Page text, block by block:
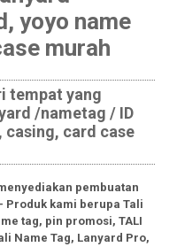
yoyo name
murah
tempat yang
/nametag / ID
casing, card case
pembuatan
kami berupa Tali
tag, pin promosi, TALI
Name Tag, Lanyard Pro,